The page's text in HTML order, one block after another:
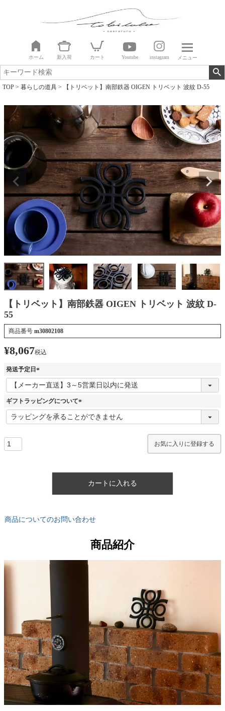
ホーム 新入荷 カート Youtube instagram メニュー
TOP 暮らしの道具 【トリベット】南部鉄器 OIGEN トリベット 波紋 D-55
【トリベット】南部鉄器 OIGEN トリベット 波紋 D-
55
商品番号 m30802108
¥8,067税込
発送予定日
(
必
須
ギフトラッピングについて
(
必
お気に入りに登録する
カートに入れる
商品についてのお問い合わせ
商品紹介